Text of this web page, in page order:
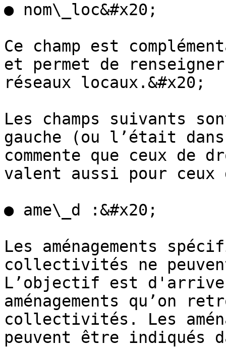
● nom\_loc&#x20;
Ce champ est
et permet de
réseaux locaux.&#x20;
Les champs suivants
gauche (ou l’était
commente que ceux de
valent aussi pour ceux
● ame\_d :&#x20;
Les aménagements
collectivités ne
L’objectif est
aménagements qu’on
collectivités. Les
peuvent être indiqués